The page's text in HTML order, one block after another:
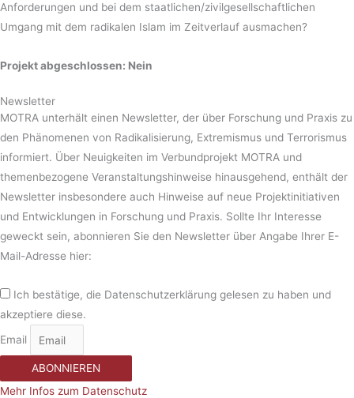
Anforderungen und bei dem staatlichen/zivilgesellschaftlichen
Umgang mit dem radikalen Islam im Zeitverlauf ausmachen?
Projekt abgeschlossen: Nein
Newsletter
MOTRA unterhält einen Newsletter, der über Forschung und Praxis zu
den Phänomenen von Radikalisierung, Extremismus und Terrorismus
informiert. Über Neuigkeiten im Verbundprojekt MOTRA und
themenbezogene Veranstaltungshinweise hinausgehend, enthält der
Newsletter insbesondere auch Hinweise auf neue Projektinitiativen
und Entwicklungen in Forschung und Praxis. Sollte Ihr Interesse
geweckt sein, abonnieren Sie den Newsletter über Angabe Ihrer E-
Mail-Adresse hier:
Ich bestätige, die Datenschutzerklärung gelesen zu haben und
akzeptiere diese.
Email
ABONNIEREN
Mehr Infos zum Datenschutz